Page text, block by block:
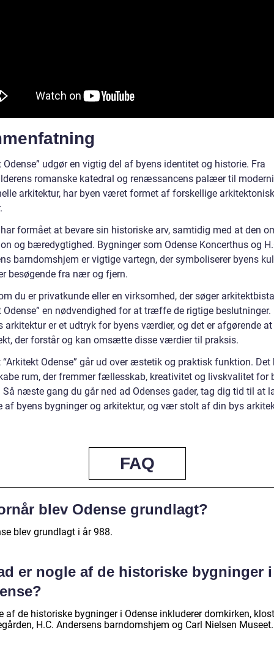
Odense” udgør en vigtig del af byens identitet og historie. Fra
romanske katedral og renæssancens palæer til
arkitektur, har byen været formet af forskellige
formået at bevare sin historiske arv, samtidig med at den
og bæredygtighed. Bygninger som Odense Koncerthus og
barndomshjem er vigtige vartegn, der symboliserer byens
besøgende fra nær og fjern.
du er privatkunde eller en virksomhed, der søger
Odense” en nødvendighed for at træffe de rigtige beslutninger.
arkitektur er et udtryk for byens værdier, og det er afgørende
der forstår og kan omsætte disse værdier til praksis.
“Arkitekt Odense” går ud over æstetik og praktisk funktion. Det
rum, der fremmer fællesskab, kreativitet og livskvalitet for
Så næste gang du går ned ad Odenses gader, tag dig tid til at
af byens bygninger og arkitektur, og vær stolt af din bys
FAQ
blev Odense grundlagt?
blev grundlagt i år 988.
er nogle af de historiske bygninger i
af de historiske bygninger i Odense inkluderer domkirken,
H.C. Andersens barndomshjem og Carl Nielsen Museet.